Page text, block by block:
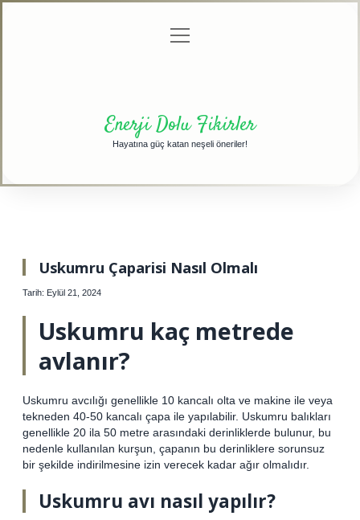
menüyü
aç
Enerji Dolu Fikirler
Hayatına güç katan neşeli öneriler!
Uskumru Çaparisi Nasıl Olmalı
Tarih: Eylül 21, 2024
Uskumru kaç metrede
avlanır?
Uskumru avcılığı genellikle 10 kancalı olta ve makine ile veya
tekneden 40-50 kancalı çapa ile yapılabilir. Uskumru balıkları
genellikle 20 ila 50 metre arasındaki derinliklerde bulunur, bu
nedenle kullanılan kurşun, çapanın bu derinliklere sorunsuz
bir şekilde indirilmesine izin verecek kadar ağır olmalıdır.
Uskumru avı nasıl yapılır?